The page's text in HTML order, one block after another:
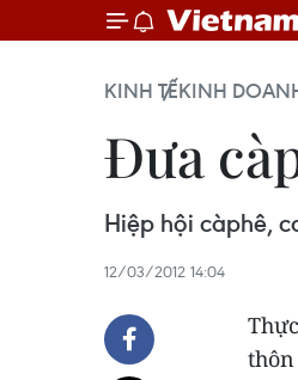
KINH TẾKINH
Đưa
Hiệp hội càphê,
12/03/2012 14:04